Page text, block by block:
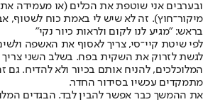
ובערבים אני שוטפת את הכלים (או מעמידה
מיקור־חוץ). זה לא שיש לי באמת כוח לשטוף,
בראש: "מגיע לנו לקום ולראות כיור נקי"
לפי שיטת קיי־סי, צריך לאסוף את האשפה
לגשת לזרוק את השקית בפח. בשלב השני צריך
המלוכלכים, להניח אותם בכיור ולא להדיח. גם
מתמקדים עכשיו בסידור החדר.
את ההמשך כבר אפשר להבין לבד. הבגדים